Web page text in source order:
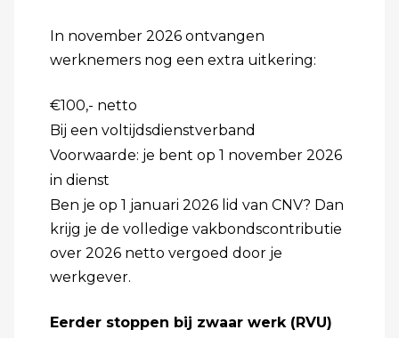
In november 2026 ontvangen
werknemers nog een extra uitkering:
€100,- netto
Bij een voltijdsdienstverband
Voorwaarde: je bent op 1 november 2026
in dienst
Ben je op 1 januari 2026 lid van CNV? Dan
krijg je de volledige vakbondscontributie
over 2026 netto vergoed door je
werkgever.
Eerder stoppen bij zwaar werk (RVU)